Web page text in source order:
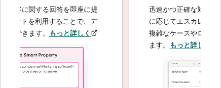
に関する回答を即座に提
トを利用することで、デ
できます。もっと詳しく
迅速かつ正確な対応で問
に応じてエスカレーショ
複雑なケースやロイヤル
ます。もっと詳しく